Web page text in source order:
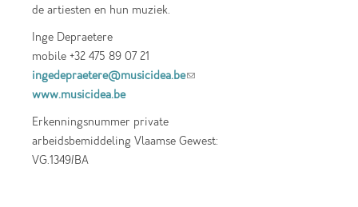
de artiesten en hun muziek.
Inge Depraetere
mobile +32 475 89 07 21
ingedepraetere@musicidea.be(link sends e-
www.musicidea.be
Erkenningsnummer private
arbeidsbemiddeling Vlaamse Gewest:
VG.1349/BA